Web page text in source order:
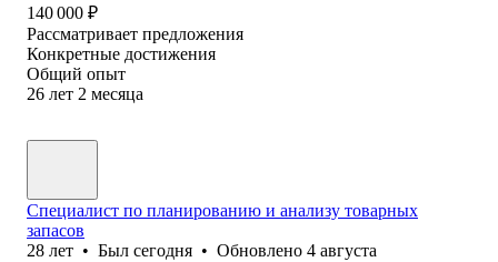
140 000 ₽
Рассматривает предложения
Конкретные достижения
Общий опыт
26 лет 2 месяца
Специалист по планированию и анализу товарных
запасов
28 лет • Был сегодня • Обновлено 4 августа